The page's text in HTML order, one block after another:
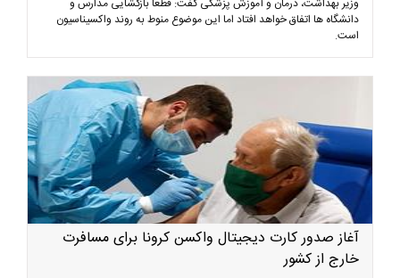
وزیر بهداشت، درمان و آموزش پزشکی گفت: قطعا بازگشایی مدارس و
دانشگاه ها اتفاق خواهد افتاد اما این موضوع منوط به روند واکسیناسیون
است.
آغاز صدور کارت دیجیتال واکسن کرونا برای مسافرت
خارج از کشور